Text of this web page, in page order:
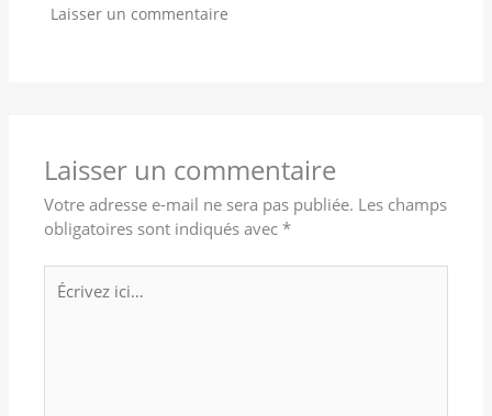
Laisser un commentaire
Laisser un commentaire
Votre adresse e-mail ne sera pas publiée. Les champs
obligatoires sont indiqués avec*
ici…